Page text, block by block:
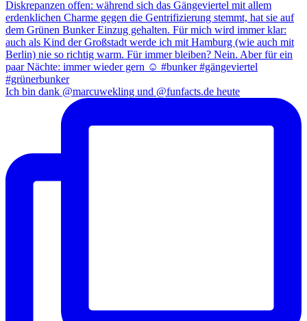
Ich bin dank @marcuwekling und @funfacts.de heute